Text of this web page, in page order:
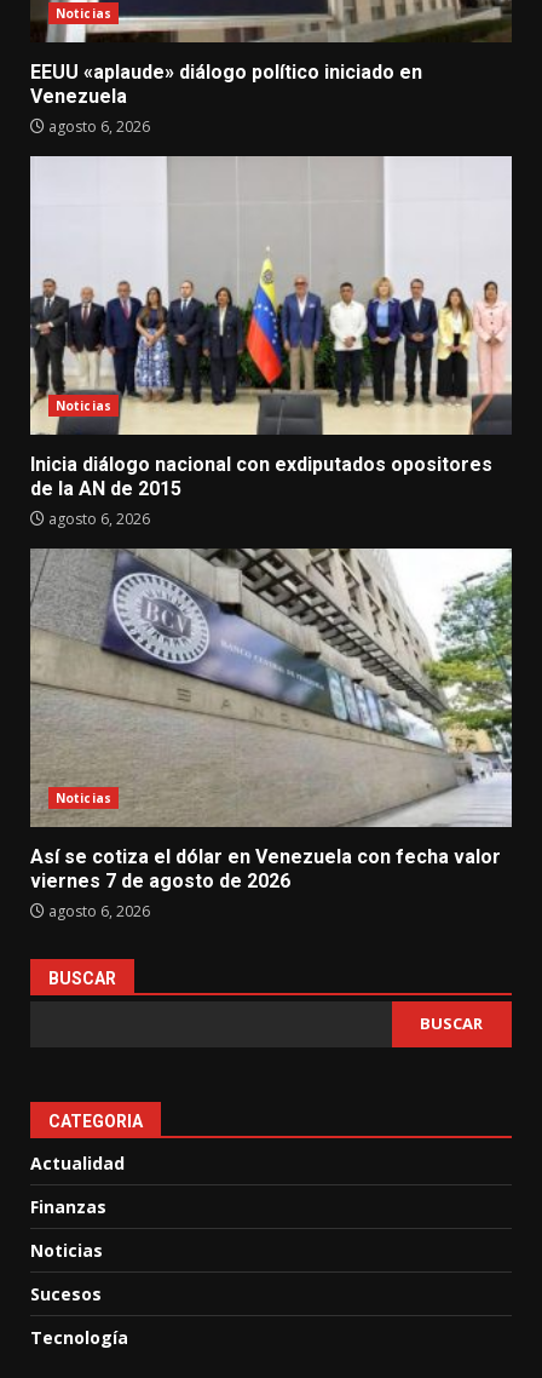
Noticias
EEUU «aplaude» diálogo político iniciado en
Venezuela
agosto 6, 2026
Noticias
Inicia diálogo nacional con exdiputados opositores
de la AN de 2015
agosto 6, 2026
Noticias
Así se cotiza el dólar en Venezuela con fecha valor
viernes 7 de agosto de 2026
agosto 6, 2026
BUSCAR
BUSCAR
CATEGORIA
Actualidad
Finanzas
Noticias
Sucesos
Tecnología